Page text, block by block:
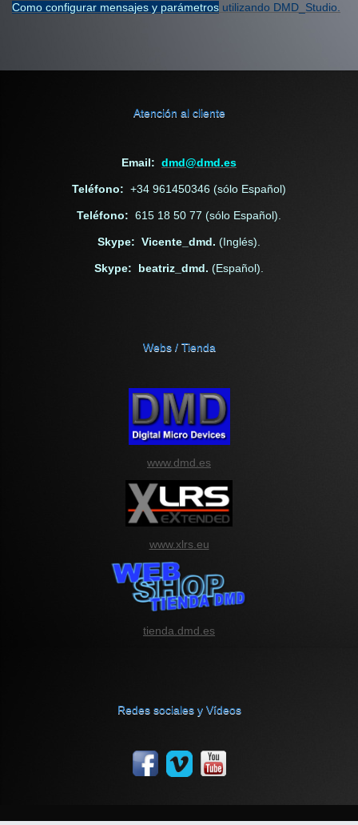
Como configurar mensajes y parámetros utilizando DMD_Studio.
Atención al cliente
Email: dmd@dmd.es
Teléfono: +34 961450346 (sólo Español)
Teléfono: 615 18 50 77 (sólo Español).
Skype: Vicente_dmd. (Inglés).
Skype: beatriz_dmd. (Español).
Webs / Tienda
www.dmd.es
www.xlrs.eu
tienda.dmd.es
Redes sociales y Vídeos